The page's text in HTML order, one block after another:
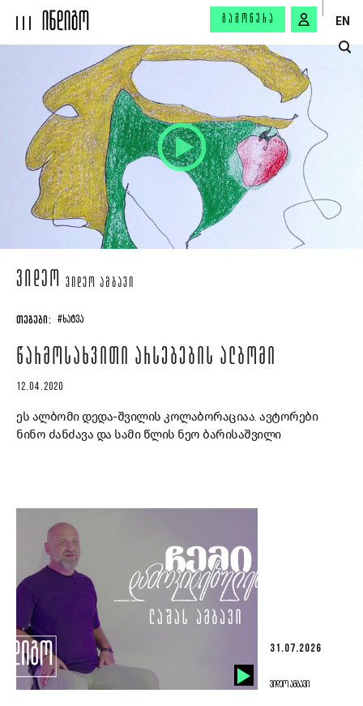
ᲒᲐᲛᲝᲬᲔᲠᲐ EN
ᲕᲘᲓᲔᲝ ᲕᲘᲓᲔᲝ ᲐᲛᲑᲐᲕᲘ
ᲗᲔᲒᲔᲑᲘ: #ᲮᲐᲢᲕᲐ
ᲬᲐᲠᲛᲝᲡᲐᲮᲕᲘᲗᲘ ᲐᲠᲡᲔᲑᲔᲑᲘᲡ ᲐᲚᲑᲝᲛᲘ
12.04.2020
ეს ალბომი დედა-შვილის კოლაბორაციაა. ავტორები
ნინო ძანძავა და სამი წლის ნეო ბარისაშვილი
31.07.2026
ᲕᲘᲓᲔᲝ ᲐᲛᲑᲐᲕᲘ